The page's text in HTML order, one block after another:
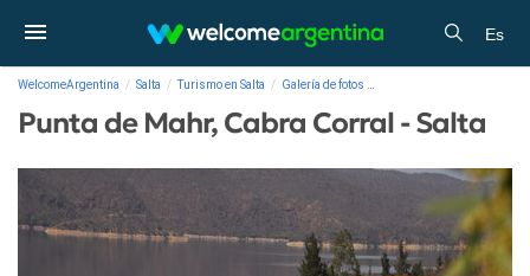
Es
WelcomeArgentina Salta Turismo en Salta Galería de fotos
Punta de Mahr, Cabra Corral - Salta